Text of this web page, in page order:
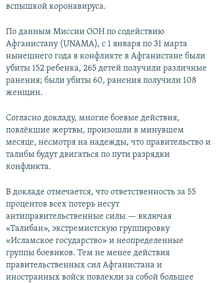
вспышкой коронавируса.
По данным Миссии ООН по содействию
Афганистану (UNAMA), с 1 января по 31 марта
нынешнего года в конфликте в Афганистане были
убиты 152 ребенка, 265 детей получили различные
ранения; были убиты 60, ранения получили 108
женщин.
Согласно докладу, многие боевые действия,
повлёкшие жертвы, произошли в минувшем
месяце, несмотря на надежды, что правительство и
талибы будут двигаться по пути разрядки
конфликта.
В докладе отмечается, что ответственность за 55
процентов всех потерь несут
антиправительственные силы — включая
«Талибан», экстремистскую группировку
«Исламское государство» и неопределенные
группы боевиков. Тем не менее действия
правительственных сил Афганистана и
иностранных войск повлекли за собой большее